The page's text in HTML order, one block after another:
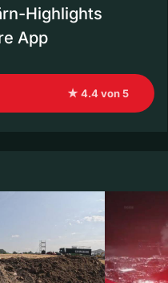
Highlights
App
★ 4.4 von 5